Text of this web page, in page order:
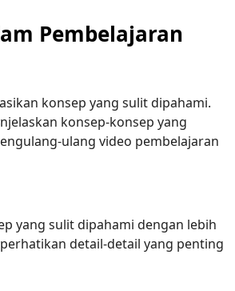
Pembelajaran
konsep yang sulit dipahami.
konsep-konsep yang
ulang video pembelajaran
yang sulit dipahami dengan lebih
detail-detail yang penting